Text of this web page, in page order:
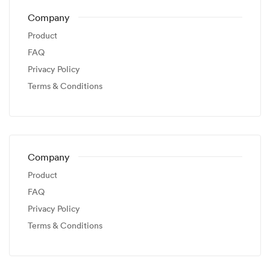
Company
Product
FAQ
Privacy Policy
Terms & Conditions
Company
Product
FAQ
Privacy Policy
Terms & Conditions